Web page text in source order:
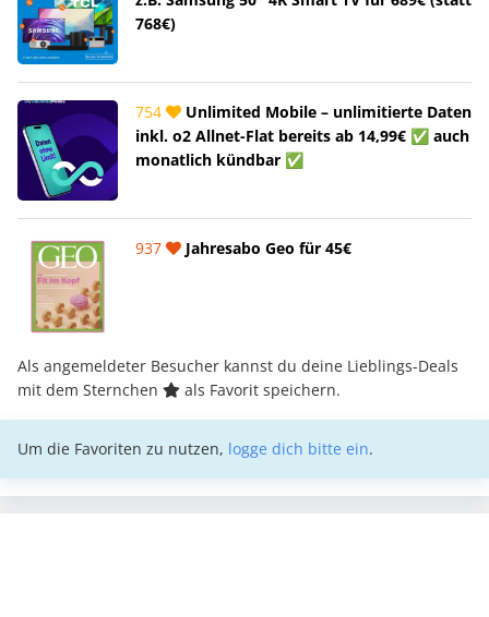
768€)
754
Unlimited Mobile – unlimitierte Daten
inkl. o2 Allnet-Flat bereits ab 14,99€ ✅ auch
monatlich kündbar ✅
937 Jahresabo Geo für 45€
Als angemeldeter Besucher kannst du deine Lieblings-Deals
mit dem Sternchen
als Favorit speichern.
Um die Favoriten zu nutzen, logge dich bitte ein.